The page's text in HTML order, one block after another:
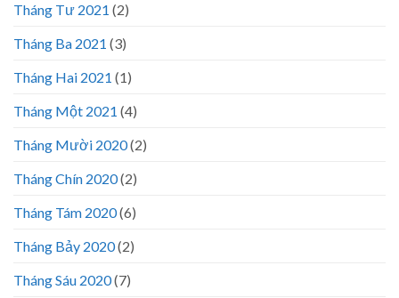
Tháng Tư 2021 (2)
Tháng Ba 2021 (3)
Tháng Hai 2021 (1)
Tháng Một 2021 (4)
Tháng Mười 2020(2)
Tháng Chín 2020(2)
Tháng Tám 2020(6)
Tháng Bảy 2020(2)
Tháng Sáu 2020(7)